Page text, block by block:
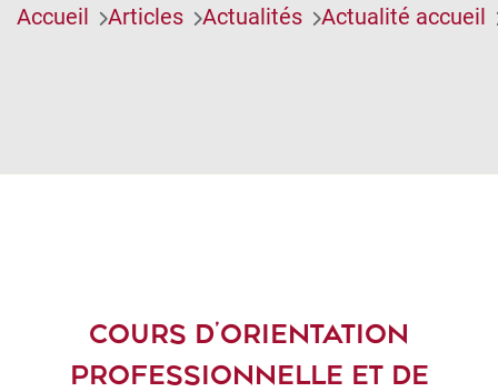
Accueil Articles Actualités Actualité accueil
COURS D’ORIENTATION
PROFESSIONNELLE ET DE